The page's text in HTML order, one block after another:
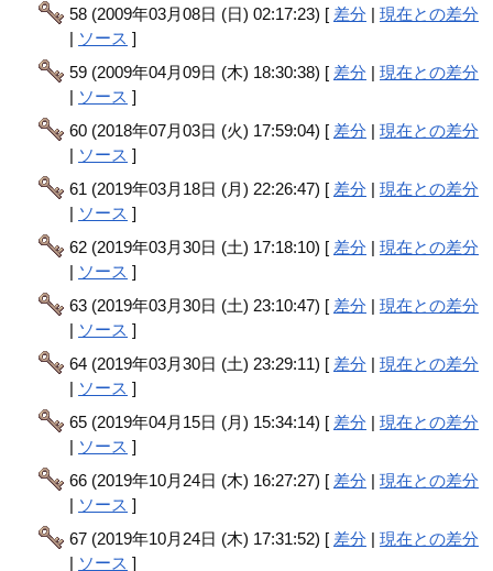
58 (2009年03月08日 (日) 02:17:23) [ 差分 |現在との差分
| ソース ]
59 (2009年04月09日 (木) 18:30:38) [ 差分 |現在との差分
| ソース ]
60 (2018年07月03日 (火) 17:59:04) [ 差分 |現在との差分
| ソース ]
61 (2019年03月18日 (月) 22:26:47) [ 差分 |現在との差分
| ソース ]
62 (2019年03月30日 (土) 17:18:10) [ 差分 |現在との差分
| ソース ]
63 (2019年03月30日 (土) 23:10:47) [ 差分 |現在との差分
| ソース ]
64 (2019年03月30日 (土) 23:29:11) [ 差分 |現在との差分
| ソース ]
65 (2019年04月15日 (月) 15:34:14) [ 差分 |現在との差分
| ソース ]
66 (2019年10月24日 (木) 16:27:27) [ 差分 |現在との差分
| ソース ]
67 (2019年10月24日 (木) 17:31:52) [ 差分 |現在との差分
| ソース ]